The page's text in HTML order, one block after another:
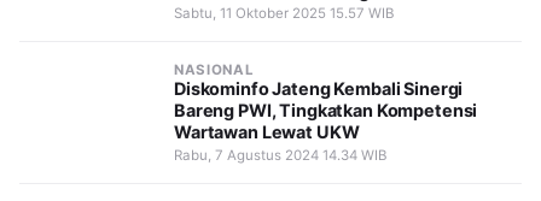
Sabtu, 11 Oktober 2025 15.57 WIB
NASIONAL
Diskominfo Jateng Kembali Sinergi
Bareng PWI, Tingkatkan Kompetensi
Wartawan Lewat UKW
Rabu, 7 Agustus 2024 14.34 WIB